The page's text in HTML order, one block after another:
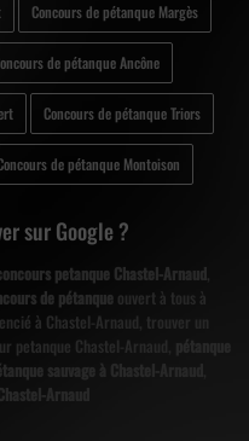
Concours de pétanque Margès
de pétanque Ancône
Concours de pétanque Triors
de pétanque Montoison
sur Google ?
petanque Chastel-Arnaud,
de pétanque ouvert à tous à
à Chastel-Arnaud, trouver un
petanque Chastel-Arnaud,
sauvage à Chastel-Arnaud
Arnaud